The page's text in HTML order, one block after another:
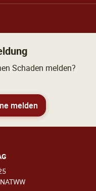
Schaden melden?
melden